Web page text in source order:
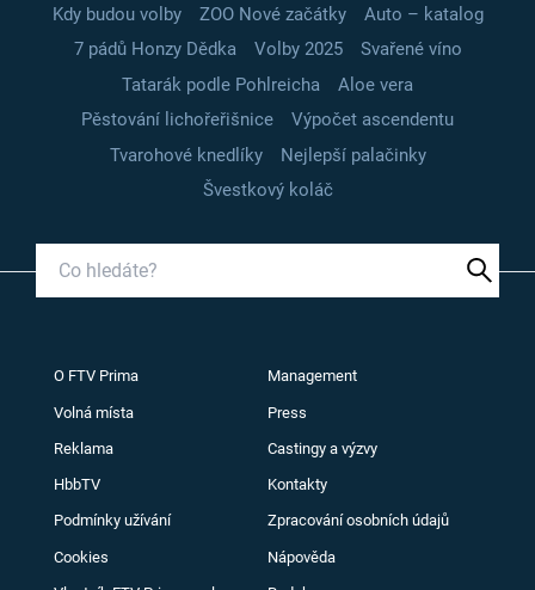
Kdy budou volby
ZOO Nové začátky
Auto – katalog
7 pádů Honzy Dědka
Volby 2025
Svařené víno
Tatarák podle Pohlreicha
Aloe vera
Pěstování lichořeřišnice
Výpočet ascendentu
Tvarohové knedlíky
Nejlepší palačinky
Švestkový koláč
O FTV Prima Management
Volná místa Press
Reklama Castingy a výzvy
HbbTV Kontakty
Podmínky užívání Zpracování osobních údajů
Cookies Nápověda